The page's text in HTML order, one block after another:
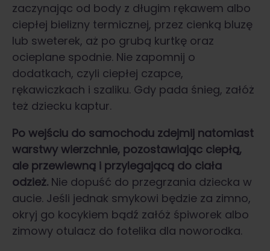
zaczynając od body z długim rękawem albo
ciepłej bielizny termicznej, przez cienką bluzę
lub sweterek, aż po grubą kurtkę oraz
ocieplane spodnie. Nie zapomnij o
dodatkach, czyli ciepłej czapce,
rękawiczkach i szaliku. Gdy pada śnieg, załóż
też dziecku kaptur.
Po wejściu do samochodu zdejmij natomiast
warstwy wierzchnie, pozostawiając ciepłą,
ale przewiewną i przylegającą do ciała
odzież. Nie dopuść do przegrzania dziecka w
aucie. Jeśli jednak smykowi będzie za zimno,
okryj go kocykiem bądź załóż śpiworek albo
zimowy otulacz do fotelika dla noworodka.